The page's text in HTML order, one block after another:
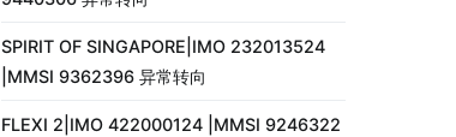
SPIRIT OF SINGAPORE|IMO 232013524
|MMSI 9362396 异常转向
FLEXI 2|IMO 422000124 |MMSI 9246322